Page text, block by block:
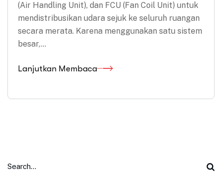
(Air Handling Unit), dan FCU (Fan Coil Unit) untuk
mendistribusikan udara sejuk ke seluruh ruangan
secara merata. Karena menggunakan satu sistem
besar,…
Lanjutkan Membaca